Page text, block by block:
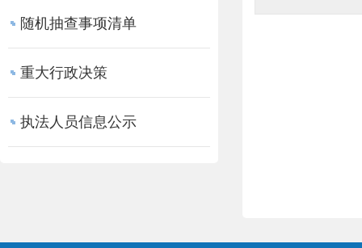
随机抽查事项清单
重大行政决策
执法人员信息公示